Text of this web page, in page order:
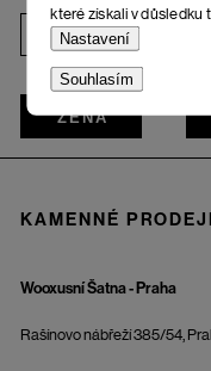
které získali v důsledku
Nastavení
Souhlasím
ŽENA
KAMENNÉ
Wooxusní Šatna - Praha
Rašínovo nábřeží 385/54,